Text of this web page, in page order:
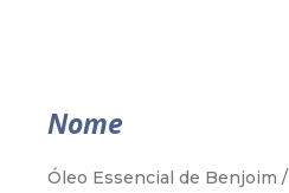
Nome
Óleo Essencial de Benjoim